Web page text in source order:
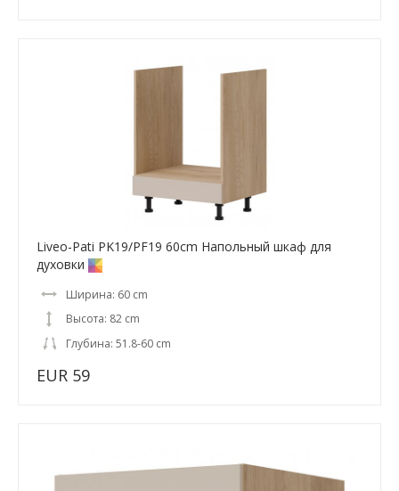
Liveo-Pati PK19/PF19 60cm Напольный шкаф для
духовки
Ширина: 60 cm
Высота: 82 cm
Глубина: 51.8-60 cm
EUR 59